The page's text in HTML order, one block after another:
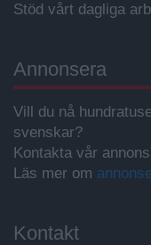
Stöd vårt dagliga
Annonsera
Vill du nå
svenskar?
Kontakta vår
Läs mer om
Kontakt